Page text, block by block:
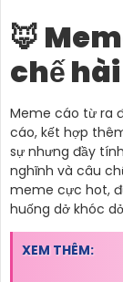
🦊
chế
Meme cáo từ ra
cáo, kết hợp
sự nhưng đầy
nghĩnh và câu
meme cực hot,
huống dở khóc
XEM THÊM: